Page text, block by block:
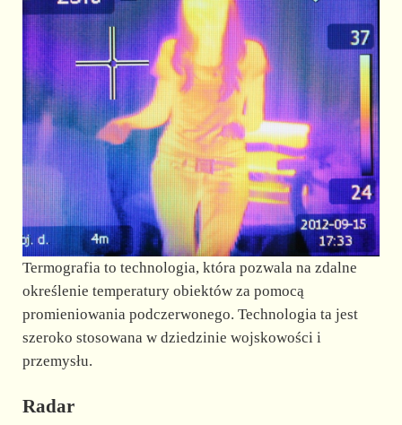
Termografia to technologia, która pozwala na zdalne
określenie temperatury obiektów za pomocą
promieniowania podczerwonego. Technologia ta jest
szeroko stosowana w dziedzinie wojskowości i
przemysłu.
Radar